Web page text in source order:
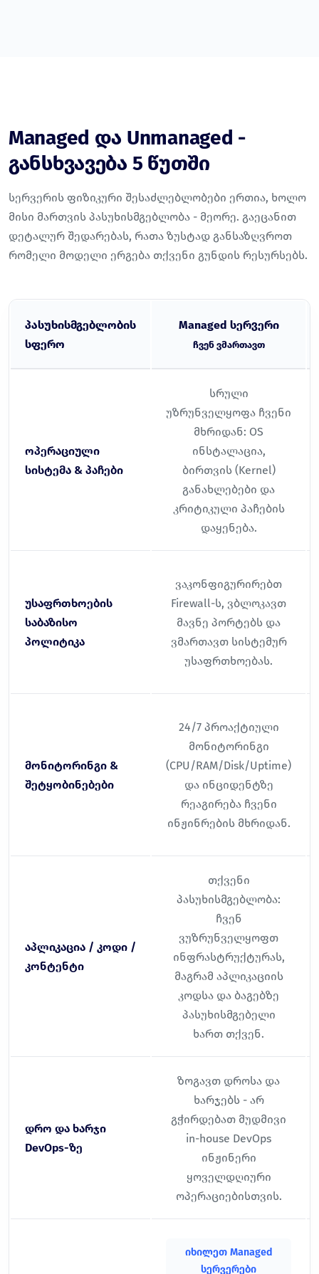
Managed და Unmanaged -
განსხვავება 5 წუთში
სერვერის ფიზიკური შესაძლებლობები ერთია, ხოლო
მისი მართვის პასუხისმგებლობა - მეორე. გაეცანით
დეტალურ შედარებას, რათა ზუსტად განსაზღვროთ
რომელი მოდელი ერგება თქვენი გუნდის რესურსებს.
პასუხისმგებლობის
სფერო
Managed სერვერი
ჩვენ ვმართავთ
ოპერაციული
სისტემა & პაჩები
სრული
უზრუნველყოფა ჩვენი
მხრიდან: OS
ინსტალაცია,
ბირთვის (Kernel)
განახლებები და
კრიტიკული პაჩების
დაყენება.
უსაფრთხოების
საბაზისო
პოლიტიკა
ვაკონფიგურირებთ
Firewall-ს, ვბლოკავთ
მავნე პორტებს და
ვმართავთ სისტემურ
უსაფრთხოებას.
მონიტორინგი &
შეტყობინებები
24/7 პროაქტიული
მონიტორინგი
(CPU/RAM/Disk/Uptime)
და ინციდენტზე
რეაგირება ჩვენი
ინჟინრების მხრიდან.
აპლიკაცია / კოდი /
კონტენტი
თქვენი
პასუხისმგებლობა:
ჩვენ
ვუზრუნველყოფთ
ინფრასტრუქტურას,
მაგრამ აპლიკაციის
კოდსა და ბაგებზე
პასუხისმგებელი
ხართ თქვენ.
დრო და ხარჯი
DevOps-ზე
ზოგავთ დროსა და
ხარჯებს - არ
გჭირდებათ მუდმივი
in-house DevOps
ინჟინერი
ყოველდღიური
ოპერაციებისთვის.
იხილეთ Managed
სერვერები